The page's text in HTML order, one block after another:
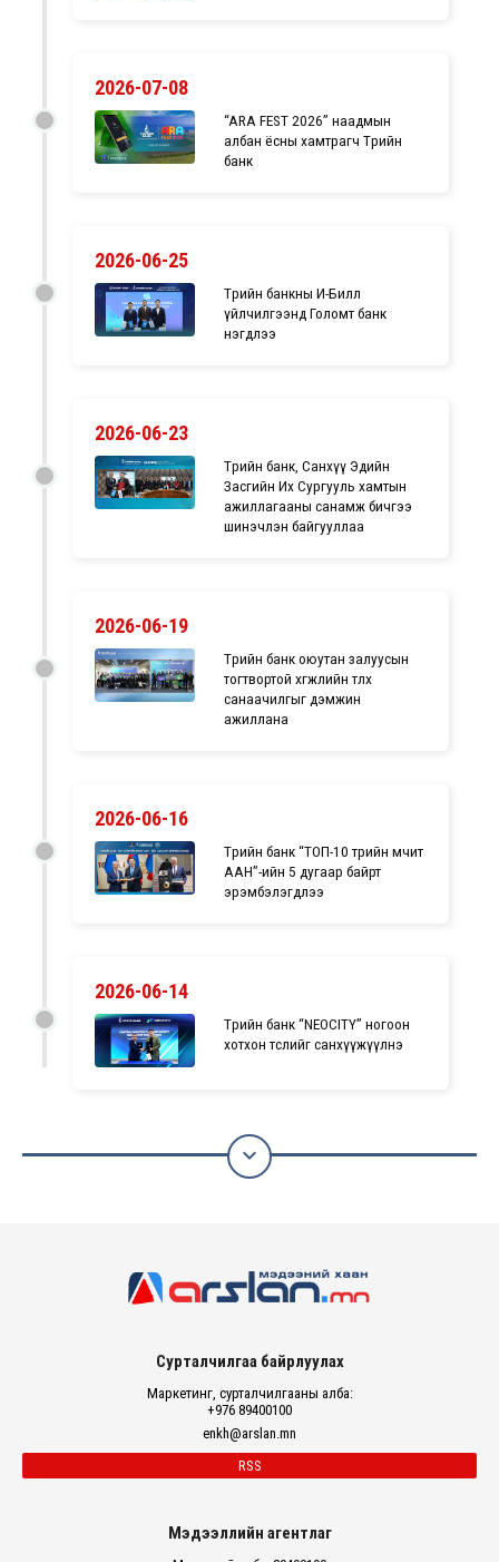
2026-07-08
“ARA FEST 2026” наадмын
албан ёсны хамтрагч Төрийн
банк
2026-06-25
Төрийн банкны И-Билл
үйлчилгээнд Голомт банк
нэгдлээ
2026-06-23
Төрийн банк, Санхүү Эдийн
Засгийн Их Сургууль хамтын
ажиллагааны санамж бичгээ
шинэчлэн байгууллаа
2026-06-19
Төрийн банк оюутан залуусын
тогтвортой хөгжлийн төлөөх
санаачилгыг дэмжин
ажиллана
2026-06-16
Төрийн банк “ТОП-10 төрийн өмчит
ААН”-ийн 5 дугаар байрт
эрэмбэлэгдлээ
2026-06-14
Төрийн банк “NEOCITY” ногоон
хотхон төслийг санхүүжүүлнэ

Сурталчилгаа байрлуулах
Маркетинг, сурталчилгааны алба:
+976 89400100
enkh@arslan.mn
RSS
Мэдээллийн агентлаг